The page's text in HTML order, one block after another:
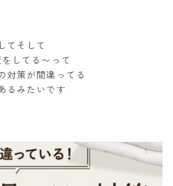
てそして
してる〜って
対策が間違ってる
るみたいです